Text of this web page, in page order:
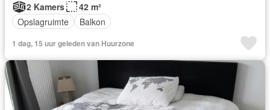
2 Kamers
42 m²
Opslagruimte
Balkon
1 dag, 15 uur geleden van Huurzone